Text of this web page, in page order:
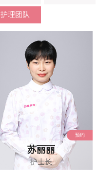
护理团队
预约
苏丽丽
护士长